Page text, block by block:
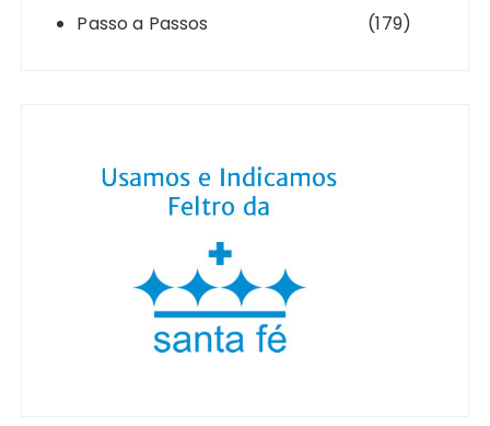
Passo a Passos (179)